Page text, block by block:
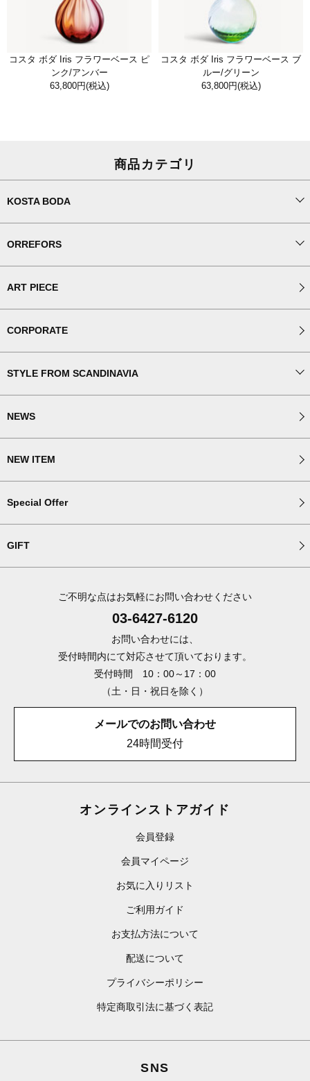
コスタ ボダ Iris フラワーベース ピ
ンク/アンバー
63,800円(税込)
コスタ ボダ Iris フラワーベース ブ
ルー/グリーン
63,800円(税込)
商品カテゴリ
KOSTA BODA
ORREFORS
ART PIECE
CORPORATE
STYLE FROM SCANDINAVIA
NEWS
NEW ITEM
Special Offer
GIFT
ご不明な点はお気軽にお問い合わせください
03-6427-6120
お問い合わせには、
受付時間内にて対応させて頂いております。
受付時間 10：00～17：00
（土・日・祝日を除く）
メールでのお問い合わせ
24時間受付
オンラインストアガイド
会員登録
会員マイページ
お気に入りリスト
ご利用ガイド
お支払方法について
配送について
プライバシーポリシー
特定商取引法に基づく表記
SNS